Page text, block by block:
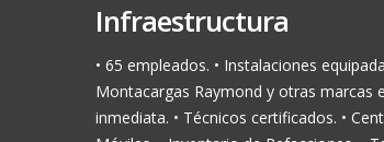
Infraestructura
• 65 empleados. • Instalaciones
Montacargas Raymond y otras marcas
inmediata. • Técnicos certificados. •